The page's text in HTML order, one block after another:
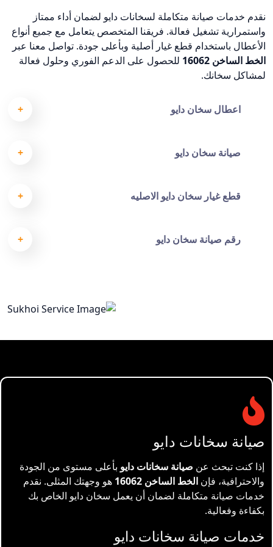
نقدم خدمات صيانة متكاملة لسخانات دايو لضمان أداء ممتاز
واستمرارية تشغيل فعالة. فريقنا المتخصص يتعامل مع جميع أنواع
الأعطال باستخدام قطع غيار أصلية وبأعلى جودة. تواصل معنا عبر
الخط الساخن 16062
للحصول على الدعم الفوري وحلول فعالة
لمشاكل سخانك.
اعطال سخان دايو
صيانة سخان دايو
قطع غيار سخان دايو الاصليه
رقم صيانة سخان دايو
صيانة سخانات دايو
إذا كنت تبحث عن صيانة سخانات دايو بأعلى مستوى من الجودة
والاحترافية، فإن الخط الساخن 16062
هو وجهتك المثلى. نقدم
خدمات صيانة متكاملة لضمان أن يعمل سخان دايو الخاص بك
بكفاءة وفعالية.
خدمات صيانة سخانات دايو